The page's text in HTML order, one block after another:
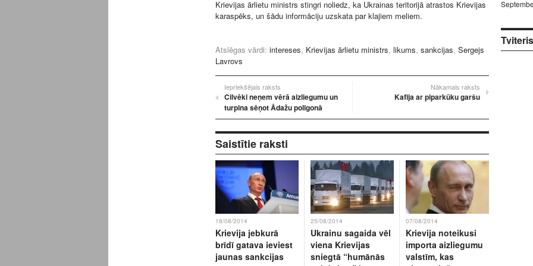
Krievijas ārlietu ministrs stingri noliedz, ka Ukrainas teritorijā atrastos Krievijas
karaspēks, un šādu informāciju uzskata par klajiem meliem.
Atslēgas vārdi: intereses, Krievijas ārlietu ministrs, likums, sankcijas, Sergejs
Lavrovs
Iepriekšējais raksts
Cilvēki neņem vērā aizliegumu un
turpina sēņot Ādažu poligonā
Nākamais raksts
Kafija ar piparkūku garšu
Saistītie raksti
18/08/2014
Krievija jebkurā
brīdī gatava ieviest
jaunas sankcijas
25/08/2014
Ukrainu sagaida vēl
viena Krievijas
sniegtā “humānās
07/08/2014
Krievija noteikusi
importa aizliegumu
valstīm, kas
Tviteris